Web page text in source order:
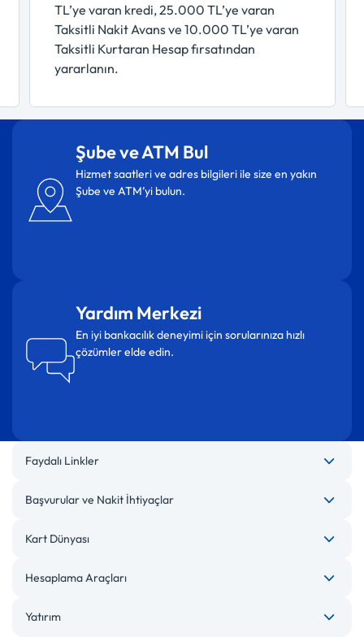
TL’ye varan kredi, 25.000 TL’ye varan
Taksitli Nakit Avans ve 10.000 TL’ye varan
Taksitli Kurtaran Hesap fırsatından
yararlanın.
Şube ve ATM Bul
Hizmet saatleri ve adres bilgileri ile size en yakın
Şube ve ATM’yi bulun.
Yardım Merkezi
En iyi bankacılık deneyimi için sorularınıza hızlı
çözümler elde edin.
Faydalı Linkler
Başvurular ve Nakit İhtiyaçlar
Kart Dünyası
Hesaplama Araçları
Yatırım